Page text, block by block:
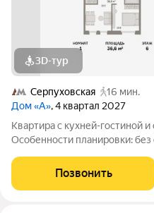
3D-тур
Серпуховская
16 мин.
Дом «А», 4 квартал 2027
Квартира с кухней-гостиной
Особенности планировки:
застройщика Брусника
с метро Павелецкая. В
Позвонить